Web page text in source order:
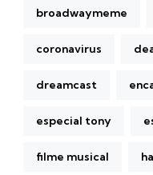
broadwaymeme
coronavirus
dreamcast
especial tony
filme musical